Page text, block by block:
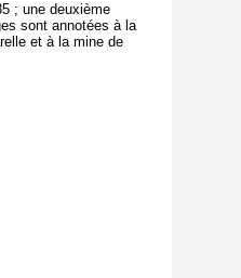
; une deuxième
sont annotées à la
et à la mine de